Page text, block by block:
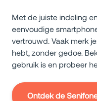
Met de juiste indeling
eenvoudige
vertrouwd. Vaak merk
hebt, zonder gedoe.
gebruik is en probeer
Ontdek de